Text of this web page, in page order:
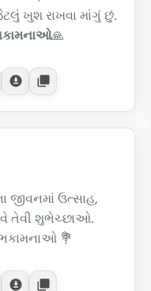
ખુશ રાખવા માંગું છું.
🙏
જીવનમાં ઉત્સાહ,
તેવી શુભેચ્છાઓ.
💐